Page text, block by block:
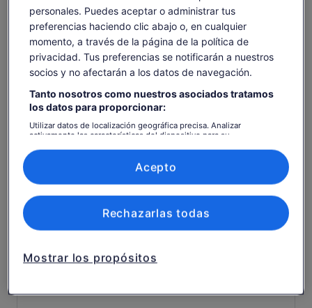
El
precio
es
de
92 €
por
adulto
92 €
incluye tasas e impuestos
por adulto
Ver entradas
Ver texto original (inglés)
Opinar sobre esta traducciónSe
abre
en
una
pestaña
nueva
Qué incluye y qué no
Acceso al parque acuático más grande del mundo -
Acceso al acuario The Lost Chambers del hotel
Atlantis The Palm
Acceso ilimitado a todos los toboganes y
Acceso ilimitado a la playa privada Aquaventure
Alquiler de taquilla y toallas
Bebidas y comidas
personales. Puedes aceptar o administrar tus
preferencias haciendo clic abajo o, en cualquier
momento, a través de la página de la política de
privacidad. Tus preferencias se notificarán a nuestros
socios y no afectarán a los datos de navegación.
Tanto nosotros como nuestros asociados tratamos
los datos para proporcionar:
Utilizar datos de localización geográfica precisa. Analizar
activamente las características del dispositivo para su
acceder a ella. Publicidad y contenido personalizados, medición de
publicidad y contenido, investigación de audiencia y desarrollo de
Lista de asociados (proveedores)
Mostrar los propósitos
Rechazarlas todas
Acepto